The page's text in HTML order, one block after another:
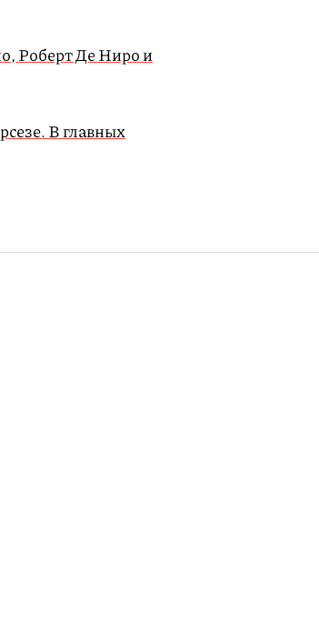
Роберт Де Ниро и
В главных